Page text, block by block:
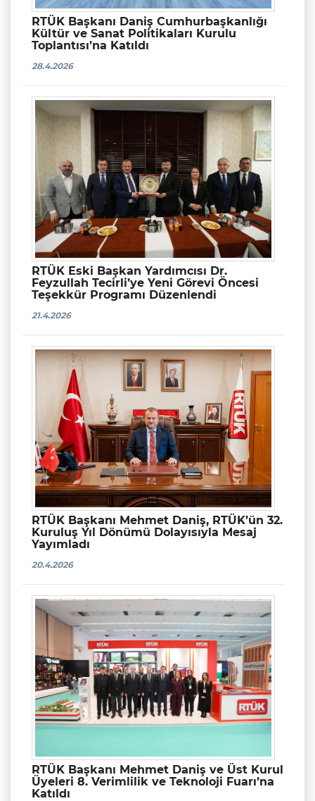
RTÜK Başkanı Daniş Cumhurbaşkanlığı
Kültür ve Sanat Politikaları Kurulu
Toplantısı’na Katıldı
28.4.2026
RTÜK Eski Başkan Yardımcısı Dr.
Feyzullah Tecirli’ye Yeni Görevi Öncesi
Teşekkür Programı Düzenlendi
21.4.2026
RTÜK Başkanı Mehmet Daniş, RTÜK’ün 32.
Kuruluş Yıl Dönümü Dolayısıyla Mesaj
Yayımladı
20.4.2026
RTÜK Başkanı Mehmet Daniş ve Üst Kurul
Üyeleri 8. Verimlilik ve Teknoloji Fuarı’na
Katıldı